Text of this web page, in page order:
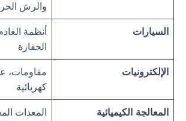
والرش
السيارات
أنظمة
الحفازة
الإلكترونيات
مقاومات،
كهربائية
المعالجة الكيميائية
المعدات